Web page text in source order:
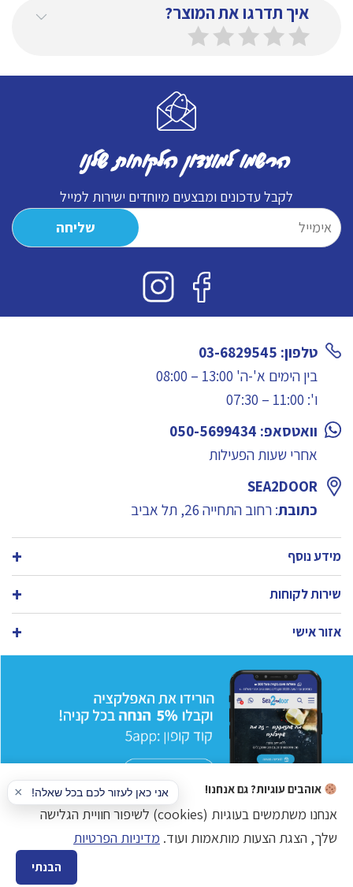
איך תדרגו את המוצר?
הרשמו למועדון הלקוחות שלנו
לקבל עדכונים ומבצעים מיוחדים ישירות למייל
טלפון: 03-6829545
בין הימים א'-ה' 13:00 – 08:00
ו': 11:00 – 07:30
וואטסאפ: 050-5699434
אחרי שעות הפעילות
SEA2DOOR
כתובת: רחוב התחייה 26, תל אביב
מידע נוסף
שירות לקוחות
אזור אישי
אוהבים עוגיות? גם אנחנו!
אנחנו משתמשים בעוגיות (cookies) לשיפור חוויית הגלישה
שלך, הצגת הצעות מותאמות ועוד. מדיניות הפרטיות
הבנתי